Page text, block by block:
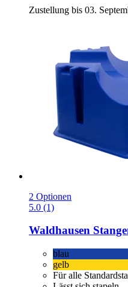
Zustellung bis 03.
2 Optionen
5.0 (1)
Waldhausen
blau
gelb
Für alle